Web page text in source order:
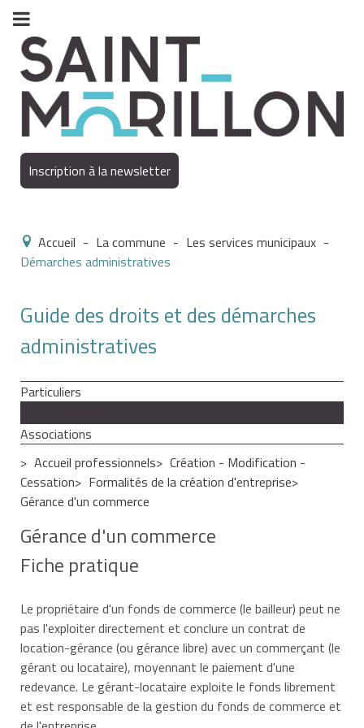
Inscription à la newsletter
Accueil - La commune - Les services municipaux -
Démarches administratives
Guide des droits et des démarches
administratives
Particuliers
Associations
Accueil professionnels
Création - Modification -
Cessation
Formalités de la création d'entreprise
Gérance d'un commerce
Gérance d'un commerce
Fiche pratique
Le propriétaire d'un fonds de commerce (le bailleur) peut ne
pas l'exploiter directement et conclure un contrat de
location-gérance (ou gérance libre) avec un commerçant (le
gérant ou locataire), moyennant le paiement d'une
redevance. Le gérant-locataire exploite le fonds librement
et est responsable de la gestion du fonds de commerce et